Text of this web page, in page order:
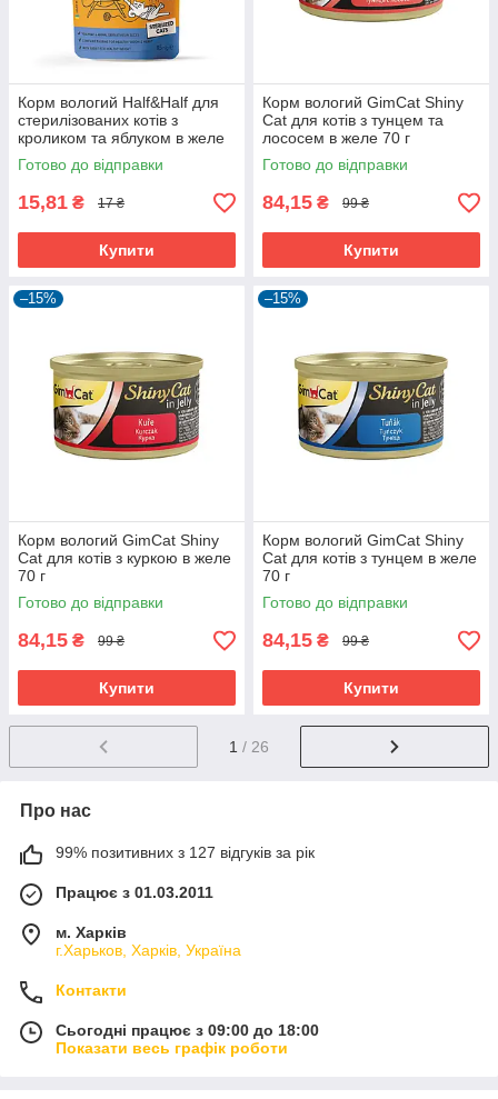
Корм вологий Half&Half для
стерилізованих котів з
кроликом та яблуком в желе
85 г
Готово до відправки
15,81 ₴ 17 ₴
Купити
Корм вологий GimCat Shiny
Cat для котів з тунцем та
лососем в желе 70 г
Готово до відправки
84,15 ₴ 99 ₴
Купити
–15%
Корм вологий GimCat Shiny
Cat для котів з куркою в желе
70 г
Готово до відправки
84,15 ₴ 99 ₴
Купити
–15%
Корм вологий GimCat Shiny
Cat для котів з тунцем в желе
70 г
Готово до відправки
84,15 ₴ 99 ₴
Купити
1 / 26
Про нас
99% позитивних з 127 відгуків за рік
Працює з 01.03.2011
м. Харків
г.Харьков, Харків, Україна
Контакти
Сьогодні працює з 09:00 до 18:00
Показати весь графік роботи